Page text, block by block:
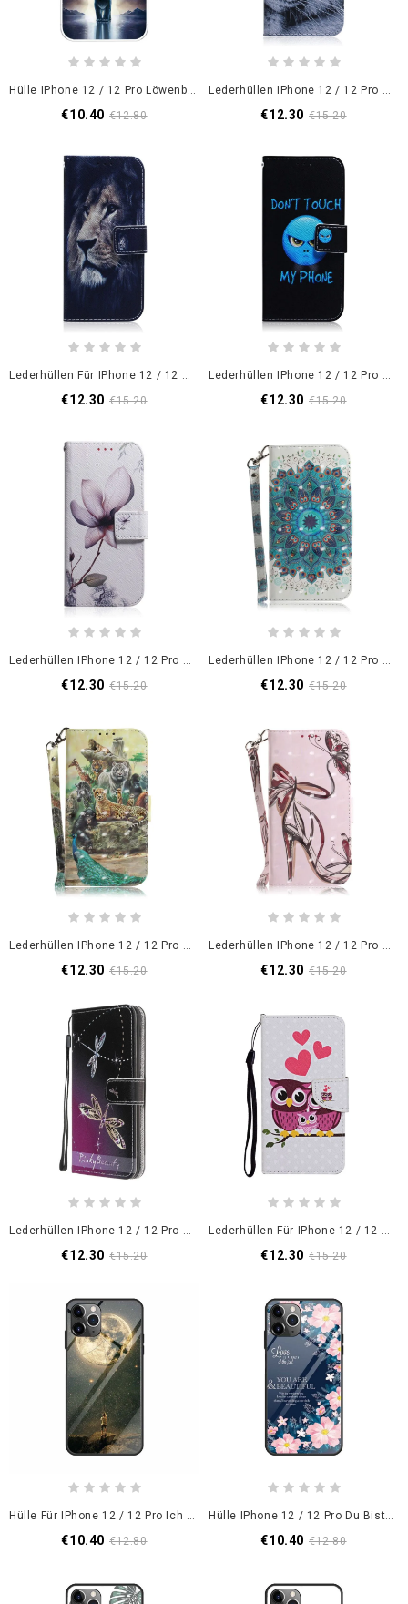
Hülle IPhone 12 / 12 Pro Löwenbaby
€10.40 €12.80
Lederhüllen IPhone 12 / 12 Pro Tigergesicht
€12.30 €15.20
Lederhüllen Für IPhone 12 / 12 Pro Träumender Löwe
€12.30 €15.20
Lederhüllen IPhone 12 / 12 Pro Emoji-Telefon
€12.30 €15.20
Lederhüllen IPhone 12 / 12 Pro Alte Rosenblüte
€12.30 €15.20
Lederhüllen IPhone 12 / 12 Pro Meisterhaftes Mandala Mit Tanga
€12.30 €15.20
Lederhüllen IPhone 12 / 12 Pro Tangasafari-Tiere
€12.30 €15.20
Lederhüllen IPhone 12 / 12 Pro Pumpen Mit Riemen
€12.30 €15.20
Lederhüllen IPhone 12 / 12 Pro Handyhülle Libellen Mit Tanga
€12.30 €15.20
Lederhüllen Für IPhone 12 / 12 Pro Eulenfamilie Mit Tanga
€12.30 €15.20
Hülle Für IPhone 12 / 12 Pro Ich Habe Den Mond Gefangen
€10.40 €12.80
Hülle IPhone 12 / 12 Pro Du Bist Schön
€10.40 €12.80